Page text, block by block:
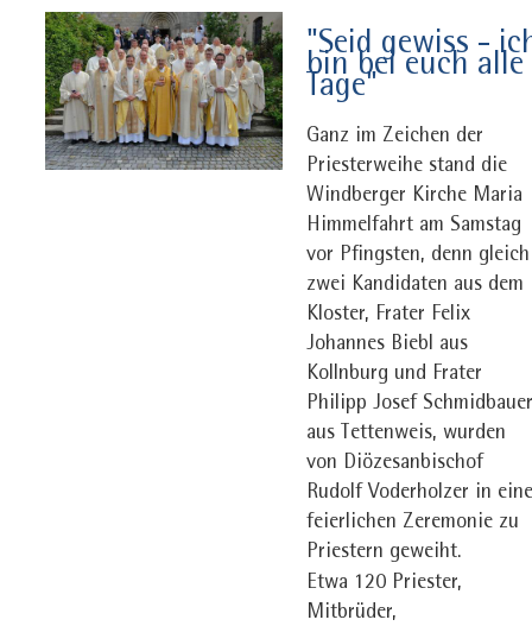
"Seid gewiss -
bin bei euch alle
Tage"
Ganz im Zeichen der
Priesterweihe stand die
Windberger Kirche Maria
Himmelfahrt am Samstag
vor Pfingsten, denn gleich
zwei Kandidaten aus dem
Kloster, Frater Felix
Johannes Biebl aus
Kollnburg und Frater
Philipp Josef Schmidbauer
aus Tettenweis, wurden
von Diözesanbischof
Rudolf Voderholzer in
feierlichen Zeremonie zu
Priestern geweiht.
Etwa 120 Priester,
Mitbrüder,